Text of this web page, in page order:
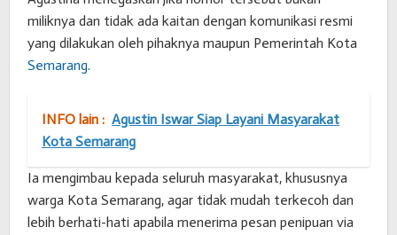
miliknya dan tidak ada kaitan dengan komunikasi resmi
yang dilakukan oleh pihaknya maupun Pemerintah Kota
Semarang.
INFO lain : Agustin Iswar Siap Layani Masyarakat
Kota Semarang
Ia mengimbau kepada seluruh masyarakat, khususnya
warga Kota Semarang, agar tidak mudah terkecoh dan
lebih berhati-hati apabila menerima pesan penipuan via